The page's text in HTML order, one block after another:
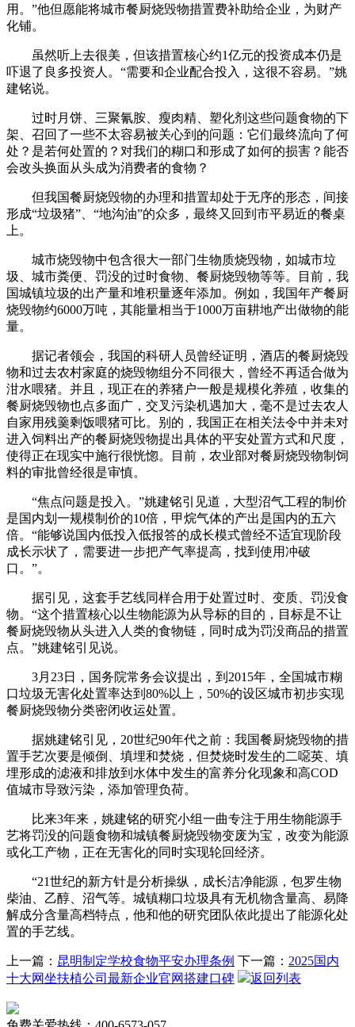
用。”他但愿能将城市餐厨烧毁物措置费补助给企业，为财产
化铺。
虽然听上去很美，但该措置核心约1亿元的投资成本仍是
吓退了良多投资人。“需要和企业配合投入，这很不容易。”姚
建铭说。
过时月饼、三聚氰胺、瘦肉精、塑化剂这些问题食物的下
架、召回了一些不太容易被关心到的问题：它们最终流向了何
处？是若何处置的？对我们的糊口和形成了如何的损害？能否
会改头换面从头成为消费者的食物？
但我国餐厨烧毁物的办理和措置却处于无序的形态，间接
形成“垃圾猪”、“地沟油”的众多，最终又回到市平易近的餐桌
上。
城市烧毁物中包含很大一部门生物质烧毁物，如城市垃
圾、城市粪便、罚没的过时食物、餐厨烧毁物等等。目前，我
国城镇垃圾的出产量和堆积量逐年添加。例如，我国年产餐厨
烧毁物约6000万吨，其能量相当于1000万亩耕地产出做物的能
量。
据记者领会，我国的科研人员曾经证明，酒店的餐厨烧毁
物和过去农村家庭的烧毁物组分不同很大，曾经不再适合做为
泔水喂猪。并且，现正在的养猪户一般是规模化养殖，收集的
餐厨烧毁物也点多面广，交叉污染机遇加大，毫不是过去农人
自家用残羹剩饭喂猪可比。别的，我国正在相关法令中并未对
进入饲料出产的餐厨烧毁物提出具体的平安处置方式和尺度，
使得正在现实中施行很恍惚。目前，农业部对餐厨烧毁物制饲
料的审批曾经很是审慎。
“焦点问题是投入。”姚建铭引见道，大型沼气工程的制价
是国内划一规模制价的10倍，甲烷气体的产出是国内的五六
倍。“能够说国内低投入低报答的成长模式曾经不适宜现阶段
成长示状了，需要进一步把产气率提高，找到使用冲破
口。”。
据引见，这套手艺线同样合用于处置过时、变质、罚没食
物。“这个措置核心以生物能源为从导标的目的，目标是不让
餐厨烧毁物从头进入人类的食物链，同时成为罚没商品的措置
点。”姚建铭引见说。
3月23日，国务院常务会议提出，到2015年，全国城市糊
口垃圾无害化处置率达到80%以上，50%的设区城市初步实现
餐厨烧毁物分类密闭收运处置。
据姚建铭引见，20世纪90年代之前：我国餐厨烧毁物的措
置手艺次要是倾倒、填埋和焚烧，但焚烧时发生的二噁英、填
埋形成的滤液和排放到水体中发生的富养分化现象和高COD
值城市导致污染，添加管理负荷。
比来3年来，姚建铭的研究小组一曲专注于用生物能源手
艺将罚没的问题食物和城镇餐厨烧毁物变废为宝，改变为能源
或化工产物，正在无害化的同时实现轮回经济。
“21世纪的新方针是分析操纵，成长洁净能源，包罗生物
柴油、乙醇、沼气等。城镇糊口垃圾具有无机物含量高、易降
解成分含量高档特点，他和他的研究团队依此提出了能源化处
置的手艺线。
上一篇： 昆明制定学校食物平安办理条例 下一篇： 2025国内
十大网坐扶植公司最新企业官网搭建口碑
返回列表